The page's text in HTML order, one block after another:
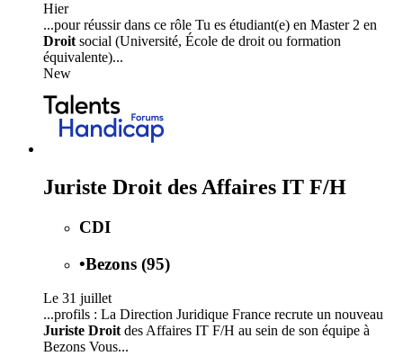
Hier
...pour réussir dans ce rôle Tu es étudiant(e) en Master 2 en
Droit social (Université, École de droit ou formation
équivalente)...
New
Juriste Droit des Affaires IT F/H
CDI
•Bezons (95)
Le 31 juillet
...profils : La Direction Juridique France recrute un nouveau
Juriste Droit des Affaires IT F/H au sein de son équipe à
Bezons Vous...